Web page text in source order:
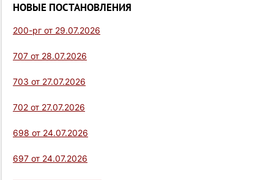
НОВЫЕ ПОСТАНОВЛЕНИЯ
200-рг от 29.07.2026
707 от 28.07.2026
703 от 27.07.2026
702 от 27.07.2026
698 от 24.07.2026
697 от 24.07.2026